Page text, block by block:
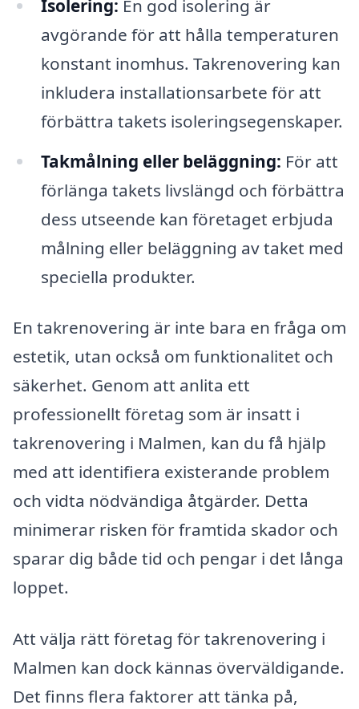
Isolering: En god isolering är
avgörande för att hålla temperaturen
konstant inomhus. Takrenovering kan
inkludera installationsarbete för att
förbättra takets isoleringsegenskaper.
Takmålning eller beläggning: För att
förlänga takets livslängd och förbättra
dess utseende kan företaget erbjuda
målning eller beläggning av taket med
speciella produkter.
En takrenovering är inte bara en fråga om
estetik, utan också om funktionalitet och
säkerhet. Genom att anlita ett
professionellt företag som är insatt i
takrenovering i Malmen, kan du få hjälp
med att identifiera existerande problem
och vidta nödvändiga åtgärder. Detta
minimerar risken för framtida skador och
sparar dig både tid och pengar i det långa
loppet.
Att välja rätt företag för takrenovering i
Malmen kan dock kännas överväldigande.
Det finns flera faktorer att tänka på,